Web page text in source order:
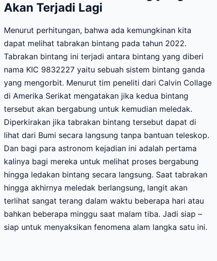
Akan Terjadi Lagi
Menurut perhitungan, bahwa ada kemungkinan kita
dapat melihat tabrakan bintang pada tahun 2022.
Tabrakan bintang ini terjadi antara bintang yang diberi
nama KIC 9832227 yaitu sebuah sistem bintang ganda
yang mengorbit. Menurut tim peneliti dari Calvin Collage
di Amerika Serikat mengatakan jika kedua bintang
tersebut akan bergabung untuk kemudian meledak.
Diperkirakan jika tabrakan bintang tersebut dapat di
lihat dari Bumi secara langsung tanpa bantuan teleskop.
Dan bagi para astronom kejadian ini adalah pertama
kalinya bagi mereka untuk melihat proses bergabung
hingga ledakan bintang secara langsung. Saat tabrakan
hingga akhirnya meledak berlangsung, langit akan
terlihat sangat terang dalam waktu beberapa hari atau
bahkan beberapa minggu saat malam tiba. Jadi siap –
siap untuk menyaksikan fenomena alam langka satu ini.